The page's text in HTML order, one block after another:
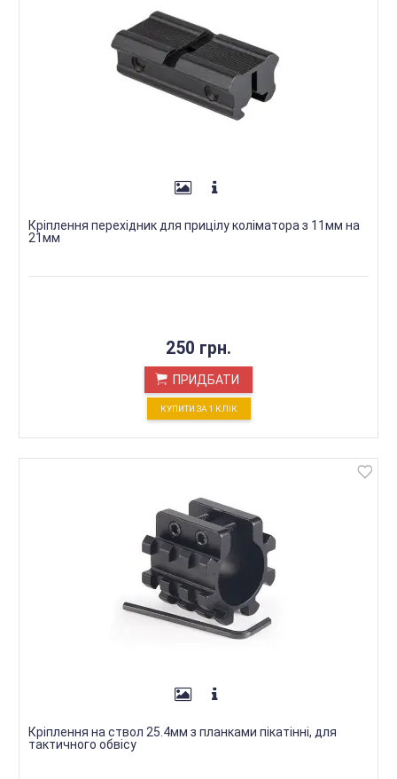
Кріплення перехідник для прицілу коліматора з 11мм на
21мм
250 грн.
ПРИДБАТИ
КУПИТИ ЗА 1 КЛIК
Кріплення на ствол 25.4мм з планками пікатінні, для
тактичного обвісу